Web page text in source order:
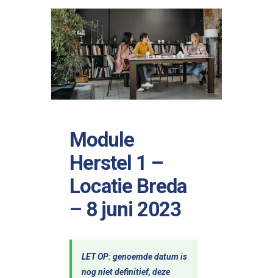
Module
Herstel 1 –
Locatie Breda
– 8 juni 2023
LET OP: genoemde datum is
nog niet definitief, deze